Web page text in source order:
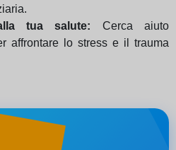
tua salute: Cerca aiuto
affrontare lo stress e il trauma